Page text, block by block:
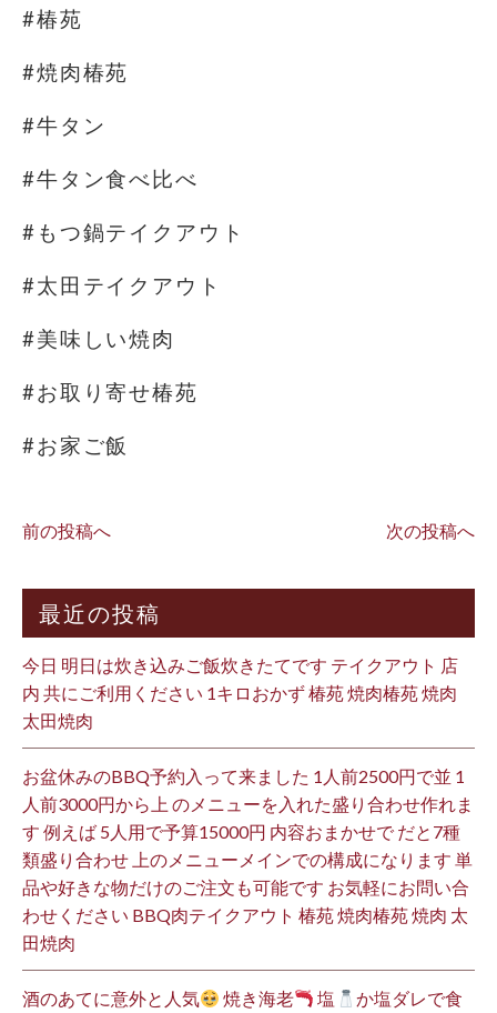
#椿苑
#焼肉椿苑
#牛タン
#牛タン食べ比べ
#もつ鍋テイクアウト
#太田テイクアウト
#美味しい焼肉
#お取り寄せ椿苑
#お家ご飯
前の投稿へ 次の投稿へ
最近の投稿
今日 明日は炊き込みご飯炊きたてです テイクアウト 店
内 共にご利用ください 1キロおかず 椿苑 焼肉椿苑 焼肉
太田焼肉
お盆休みのBBQ予約入って来ました 1人前2500円で並 1
人前3000円から上 のメニューを入れた盛り合わせ作れま
す 例えば 5人用で予算15000円 内容おまかせで だと7種
類盛り合わせ 上のメニューメインでの構成になります 単
品や好きな物だけのご注文も可能です お気軽にお問い合
わせください BBQ肉テイクアウト 椿苑 焼肉椿苑 焼肉 太
田焼肉
酒のあてに意外と人気 焼き海老 塩 か塩ダレで食